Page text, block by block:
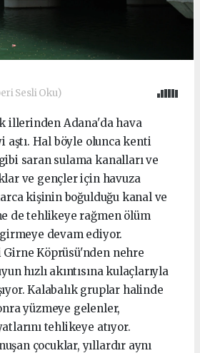
Sesli Oku)
illerinden Adana'da hava
aştı. Hal böyle olunca kenti
saran sulama kanalları ve
ve gençler için havuza
kişinin boğulduğu kanal ve
de tehlikeye rağmen ölüm
devam ediyor.
Köprüsü'nden nehre
hızlı akıntısına kulaçlarıyla
Kalabalık gruplar halinde
yüzmeye gelenler,
tehlikeye atıyor.
çocuklar, yıllardır aynı